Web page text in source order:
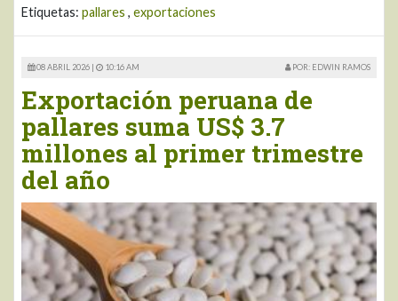
Etiquetas: pallares , exportaciones
08 ABRIL 2026 | 10:16 AM POR: EDWIN RAMOS
Exportación peruana de
pallares suma US$ 3.7
millones al primer trimestre
del año